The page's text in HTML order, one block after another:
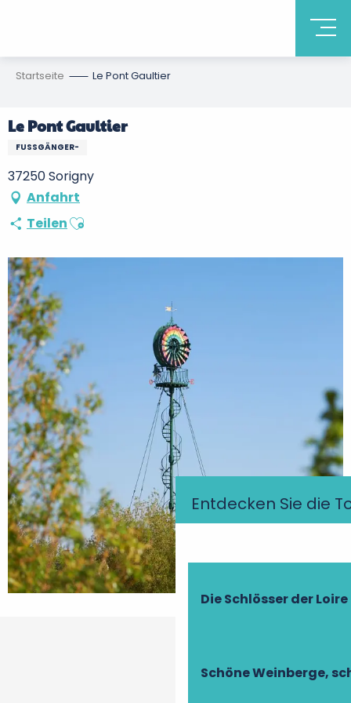
Entdecken Sie die
Die Schlösser der Loire
Schöne Weinberge,
Startseite Le Pont Gaultier
Le Pont Gaultier
FUSSGÄNGER-
37250 Sorigny
Anfahrt
TeilenAjouter aux favoris